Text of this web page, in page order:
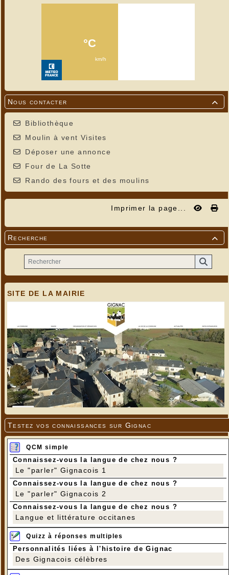

Nous contacter
Bibliothèque
Moulin à vent Visites
Déposer une annonce
Four de La Sotte
Rando des fours et des moulins
Imprimer la page...

Recherche
SITE DE LA MAIRIE
Testez vos connaissances sur Gignac
QCM simple
Connaissez-vous la langue de chez nous ?
Le "parler" Gignacois 1
Connaissez-vous la langue de chez nous ?
Le "parler" Gignacois 2
Connaissez-vous la langue de chez nous ?
Langue et littérature occitanes
Quizz à réponses multiples
Personnalités liées à l'histoire de Gignac
Des Gignacois célèbres